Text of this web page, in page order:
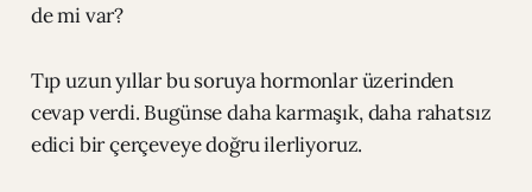
de mi var?
Tıp uzun yıllar bu soruya hormonlar üzerinden
cevap verdi. Bugünse daha karmaşık, daha rahatsız
edici bir çerçeveye doğru ilerliyoruz.